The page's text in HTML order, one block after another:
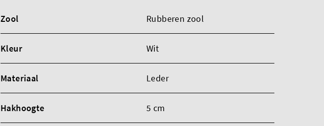
Zool Rubberen zool
Kleur Wit
Materiaal Leder
Hakhoogte 5 cm